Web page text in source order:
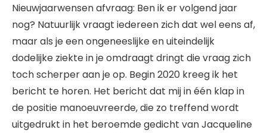
Nieuwjaarwensen afvraag: Ben ik er volgend jaar
nog? Natuurlijk vraagt iedereen zich dat wel eens af,
maar als je een ongeneeslijke en uiteindelijk
dodelijke ziekte in je omdraagt dringt die vraag zich
toch scherper aan je op. Begin 2020 kreeg ik het
bericht te horen. Het bericht dat mij in één klap in
de positie manoeuvreerde, die zo treffend wordt
uitgedrukt in het beroemde gedicht van Jacqueline